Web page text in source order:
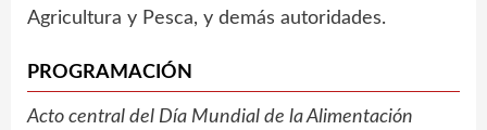
Agricultura y Pesca, y demás autoridades.
PROGRAMACIÓN
Acto central del Día Mundial de la Alimentación